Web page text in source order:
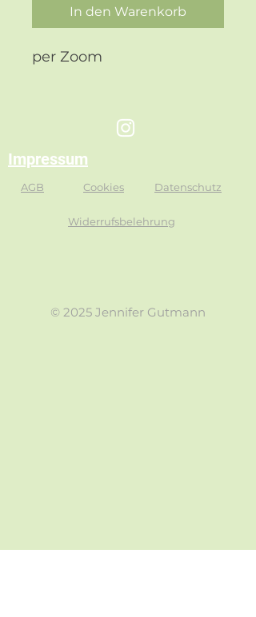
In den Warenkorb
per Zoom
Impressum
AGB Cookies Datenschutz
Widerrufsbelehrung
© 2025 Jennifer Gutmann